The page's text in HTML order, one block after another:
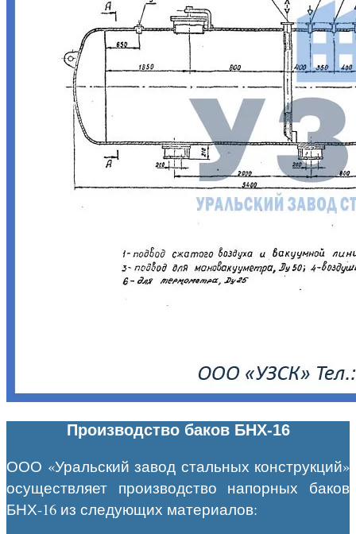
Производство баков БНХ-16
ООО «Уральский завод стальных конструкций»
осуществляет производство напорных баков
БНХ-16 из следующих материалов: